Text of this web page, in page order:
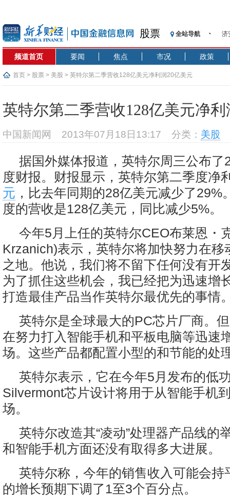
股票 全站导航
济
【
在
基
沥
济
频道首页 要闻 焦点 市况 政策
首页 > 股票 > 美股 > 英特尔第二季营收128亿美元净利润20亿美元
英特尔第二季营收128亿美元净
中国新闻网 2013年07月18日13:17 分类： 美股
据国外媒体报道，英特尔周三公布了
度财报。财报显示，英特尔第二季度净
元 ，比去年同期的28亿美元减少了29%
度的营收是128亿美元，同比减少5%。
今年5月上任的英特尔CEO布莱恩・
Krzanich)表示，英特尔将加快努力在移
之地。他说，我们将不留下任何没有开
为了抓住这些机会，我已经把为迅速增
打造最佳产品当作英特尔最优先的事情
英特尔是全球最大的PC芯片厂商。
在努力打入智能手机和平板电脑等迅速
场。这些产品都配置小型的和节能的处
英特尔表示，它在今年5月发布的低
Silvermont芯片设计将用于从智能手机
场。
英特尔改造其“凌动”处理器产品线的
和智能手机方面还没有取得多大进展。
英特尔称，今年的销售收入可能会持
的增长预期下调了1至3个百分点。